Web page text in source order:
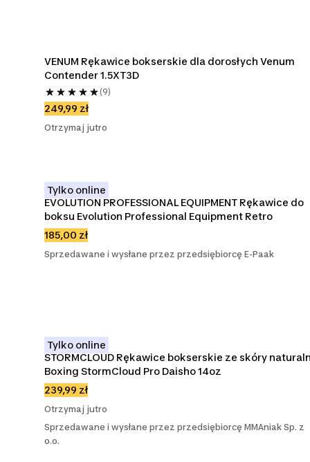
VENUM Rękawice bokserskie dla dorosłych Venum
Contender 1.5XT3D
(9)
249,99 zł
Otrzymaj jutro
Tylko online
EVOLUTION PROFESSIONAL EQUIPMENT Rękawice do
boksu Evolution Professional Equipment Retro
185,00 zł
Sprzedawane i wysłane przez przedsiębiorcę E-Paak
Tylko online
STORMCLOUD Rękawice bokserskie ze skóry
Boxing StormCloud Pro Daisho 14oz
239,99 zł
Otrzymaj jutro
Sprzedawane i wysłane przez przedsiębiorcę MMAniak Sp. z
o.o.